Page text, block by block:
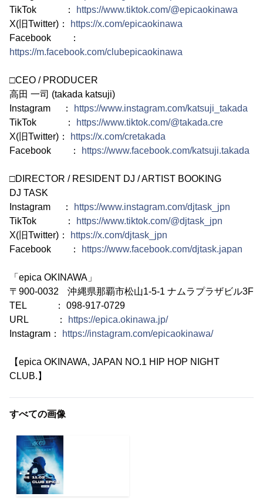
TikTok ：
https://www.tiktok.com/@epicaokinawa
X(旧Twitter)：
https://x.com/epicaokinawa
Facebook ：
https://m.facebook.com/clubepicaokinawa
□CEO / PRODUCER
高田 一司 (takada katsuji)
Instagram ：
https://www.instagram.com/katsuji_takada
TikTok ：
https://www.tiktok.com/@takada.cre
X(旧Twitter)：
https://x.com/cretakada
Facebook ：
https://www.facebook.com/katsuji.takada
□DIRECTOR / RESIDENT DJ / ARTIST BOOKING
DJ TASK
Instagram ：
https://www.instagram.com/djtask_jpn
TikTok ：
https://www.tiktok.com/@djtask_jpn
X(旧Twitter)：
https://x.com/djtask_jpn
Facebook ：
https://www.facebook.com/djtask.japan
「epica OKINAWA」
〒900-0032 沖縄県那覇市松山1-5-1 ナムラプラザビル3F
TEL ： 098-917-0729
URL ：
https://epica.okinawa.jp/
Instagram：
https://instagram.com/epicaokinawa/
【epica OKINAWA, JAPAN NO.1 HIP HOP NIGHT
CLUB.】
すべての画像